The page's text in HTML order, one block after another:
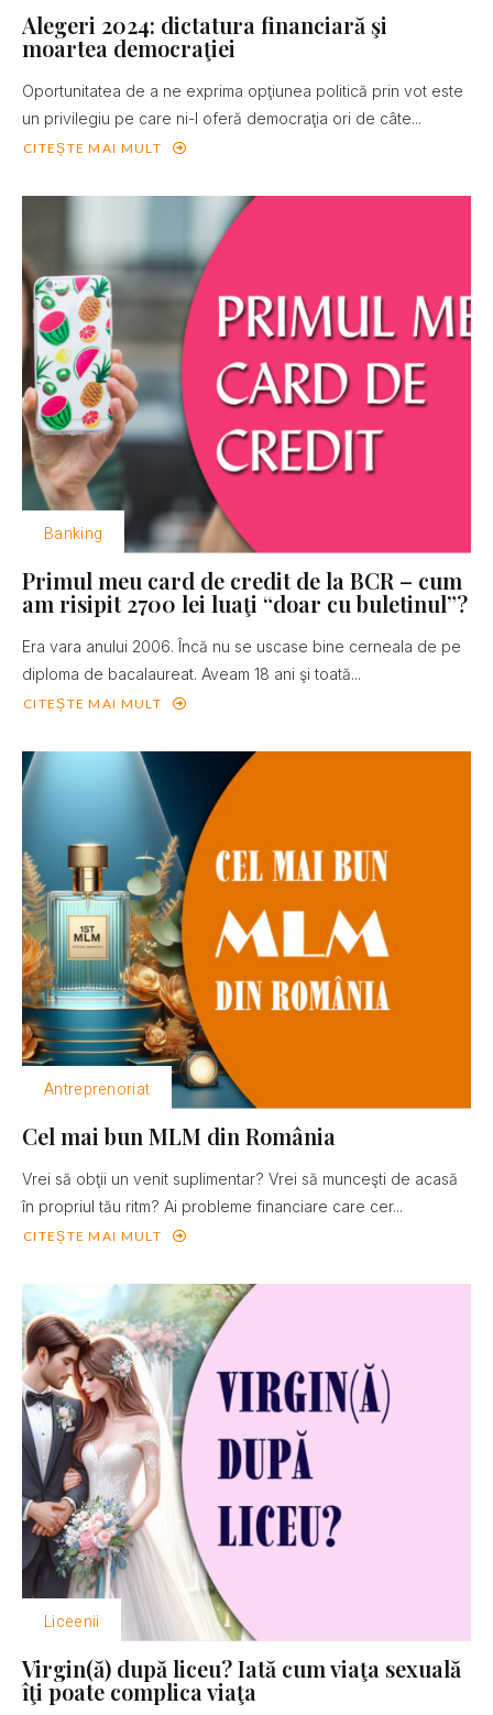
Alegeri 2024: dictatura financiară şi
moartea democraţiei
Oportunitatea de a ne exprima opţiunea politică prin vot este
un privilegiu pe care ni-l oferă democraţia ori de câte...
CITEȘTE MAI MULT
Banking
Primul meu card de credit de la BCR – cum
am risipit 2700 lei luaţi “doar cu buletinul”?
Era vara anului 2006. Încă nu se uscase bine cerneala de pe
diploma de bacalaureat. Aveam 18 ani şi toată...
CITEȘTE MAI MULT
Antreprenoriat
Cel mai bun MLM din România
Vrei să obţii un venit suplimentar? Vrei să munceşti de acasă
în propriul tău ritm? Ai probleme financiare care cer...
CITEȘTE MAI MULT
Liceenii
Virgin(ă) după liceu? Iată cum viaţa sexuală
îţi poate complica viaţa